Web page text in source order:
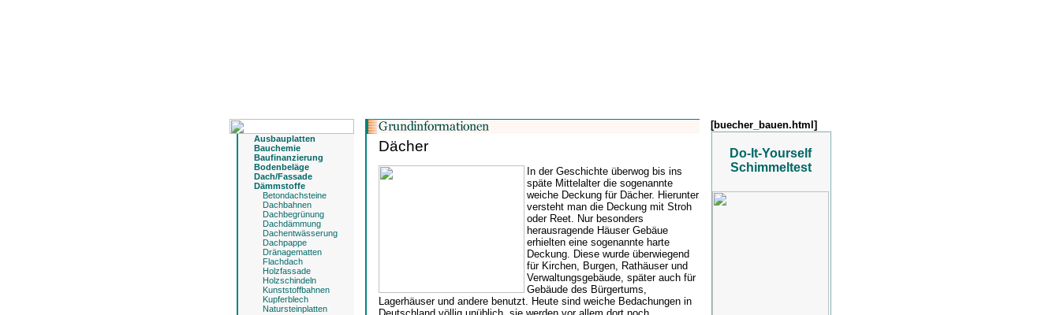
Ausbauplatten
Bauchemie
Baufinanzierung
Bodenbeläge
Dach/Fassade
Dämmstoffe
Betondachsteine
Dachbahnen
Dachbegrünung
Dachdämmung
Dachentwässerung
Dachpappe
Dränagematten
Flachdach
Holzfassade
Holzschindeln
Kunststoffbahnen
Kupferblech
Natursteinplatten
Dächer
In der Geschichte überwog bis ins
späte Mittelalter die sogenannte
weiche Deckung für Dächer. Hierunter
versteht man die Deckung mit Stroh
oder Reet. Nur besonders
herausragende Häuser Gebäue
erhielten eine sogenannte harte
Deckung. Diese wurde überwiegend
für Kirchen, Burgen, Rathäuser und
Verwaltungsgebäude, später auch für
Gebäude des Bürgertums,
Lagerhäuser und andere benutzt. Heute sind weiche Bedachungen in
[buecher_bauen.html]
Do-It-Yourself
Schimmeltest